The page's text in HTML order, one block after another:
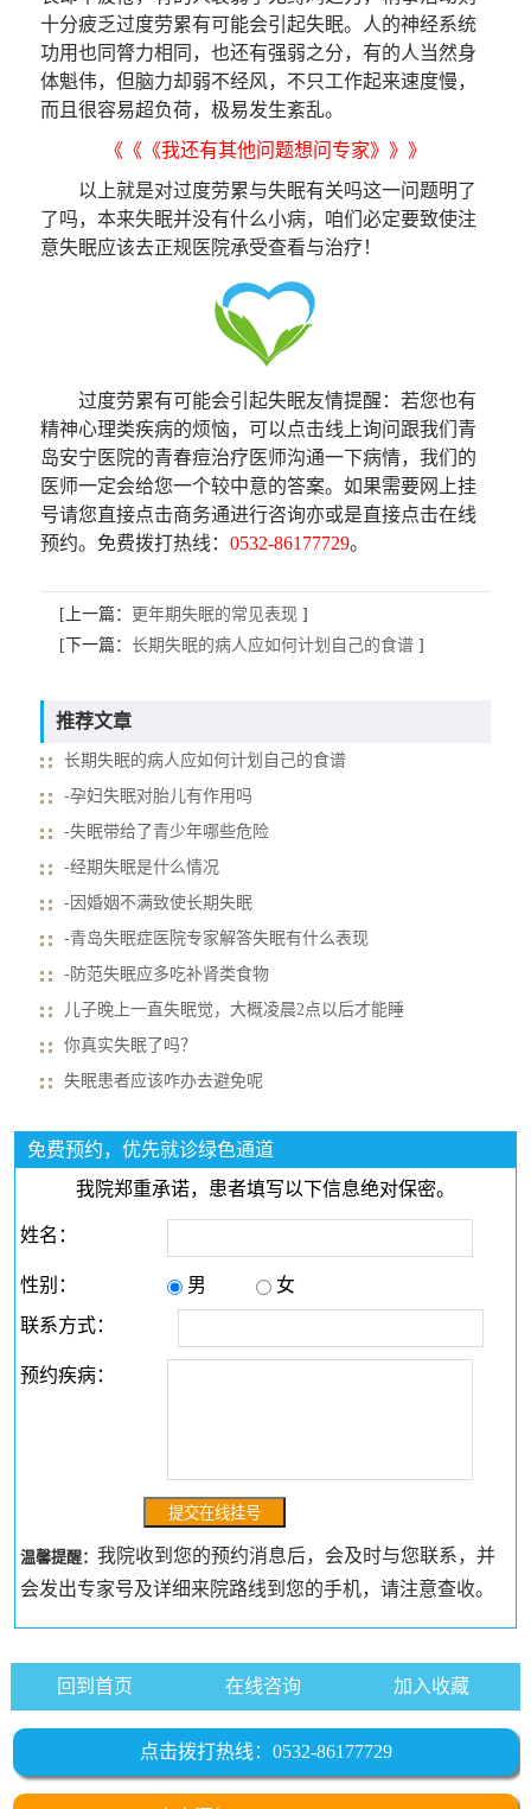
十分疲乏过度劳累有可能会引起失眠。人的神经系统
功用也同膂力相同，也还有强弱之分，有的人当然身
体魁伟，但脑力却弱不经风，不只工作起来速度慢，
而且很容易超负荷，极易发生紊乱。
《《《我还有其他问题想问专家》》》
以上就是对过度劳累与失眠有关吗这一问题明了
了吗，本来失眠并没有什么小病，咱们必定要致使注
意失眠应该去正规医院承受查看与治疗！
过度劳累有可能会引起失眠友情提醒 ：若您也有
精神心理类疾病的烦恼，可以点击线上询问跟我们青
岛安宁医院的青春痘治疗医师沟通一下病情，我们的
医师一定会给您一个较中意的答案。如果需要网上挂
号请您直接点击商务通进行咨询亦或是直接点击在线
预约。免费拨打热线：0532-86177729。
[上一篇： 更年期失眠的常见表现]
[下一篇： 长期失眠的病人应如何计划自己的食谱]
推荐文章
长期失眠的病人应如何计划自己的食谱
-孕妇失眠对胎儿有作用吗
-失眠带给了青少年哪些危险
-经期失眠是什么情况
-因婚姻不满致使长期失眠
-青岛失眠症医院专家解答失眠有什么表现
-防范失眠应多吃补肾类食物
儿子晚上一直失眠觉，大概凌晨2点以后才能睡
你真实失眠了吗？
失眠患者应该咋办去避免呢
免费预约，优先就诊绿色通道
我院郑重承诺，患者填写以下信息绝对保密。
姓名：
性别： 男
女
联系方式：
预约疾病：
温馨提醒：我院收到您的预约消息后，会及时与您联系，并
会发出专家号及详细来院路线到您的手机，请注意查收。
回到首页 在线咨询 加入收藏
点击拨打热线：0532-86177729